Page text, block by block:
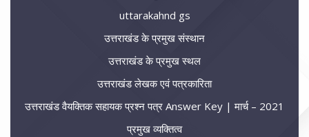
uttarakahnd gs
उत्तराखंड के प्रमुख संस्थान
उत्तराखंड के प्रमुख स्थल
उत्तराखंड लेखक एवं पत्रकारिता
उत्तराखंड वैयक्तिक सहायक प्रश्न पत्र Answer Key | मार्च – 2021
प्रमुख व्यक्तित्व